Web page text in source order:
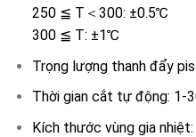
250 ≦ T＜300: ±0.5℃
300 ≦ T: ±1℃
Trọng lượng thanh đẩy
Thời gian cắt tự động: 1-
Kích thước vùng gia